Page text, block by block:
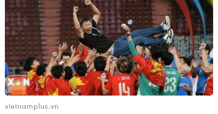
07/12/2023 07:32
Dù có lợi thế nhiều làng nghề, nghề truyền thống nhất
cả nước, nhưng nhiều sản phẩm OCOP của Hà Nội vẫn
còn nhiều khó khăn trong việc tìm đầu ra tiêu thụ, đặc
biệt là ở thị trường quốc tế.
vietnamplus.vn